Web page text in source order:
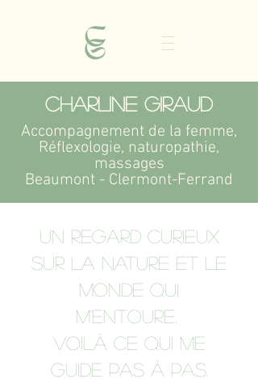
Charline Giraud
Accompagnement de la femme,
Réflexologie, naturopathie,
massages
Beaumont - Clermont-Ferrand
Un regard curieux
sur la nature et le
monde qui
m'entoure,
voilà ce qui me
guide pas à pas.